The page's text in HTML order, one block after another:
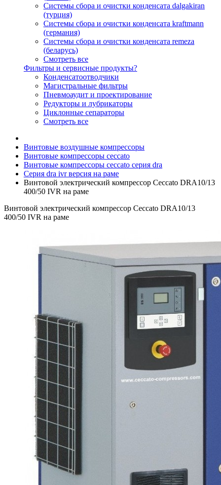
Системы сбора и очистки конденсата dalgakiran
(турция)
Системы сбора и очистки конденсата kraftmann
(германия)
Системы сбора и очистки конденсата remeza
(беларусь)
Смотреть все
Фильтры и сервисные продукты?
Конденсатоотводчики
Магистральные фильтры
Пневмоаудит и проектирование
Редукторы и лубрикаторы
Циклонные сепараторы
Смотреть все
Винтовые воздушные компрессоры
Винтовые компрессоры ceccato
Винтовые компрессоры ceccato серия dra
Серия dra ivr версия на раме
Винтовой электрический компрессор Ceccato DRA10/13
400/50 IVR на раме
Винтовой электрический компрессор Ceccato DRA10/13
400/50 IVR на раме